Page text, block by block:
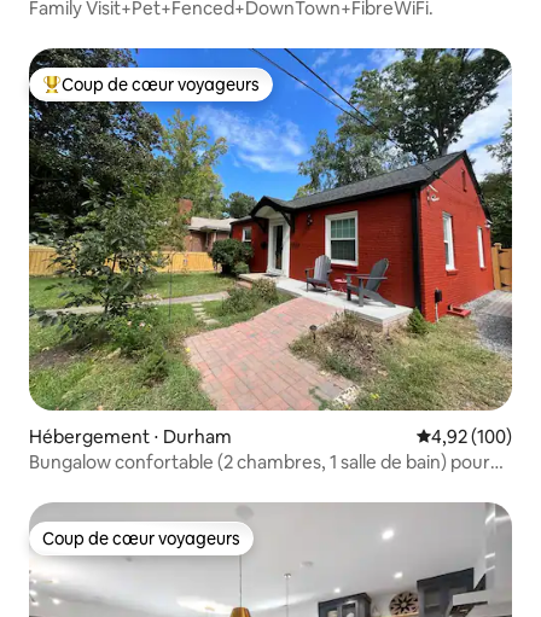
Family Visit+Pet+Fenced+DownTown+FibreWiFi.
Coups de cœur voyageurs les plus appréciés
Coup de cœur voyageurs
Hébergement ⋅ Durham Évaluation
4,92 (100)
Bungalow confortable (2 chambres, 1 salle de bain) pour
Coup de cœur voyageurs
Coup de cœur voyageurs